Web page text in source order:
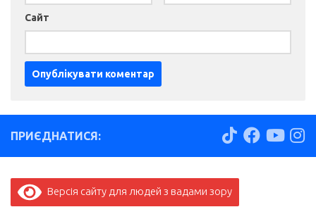
Сайт
ПРИЄДНАТИСЯ:
Версія сайту для людей з вадами зору